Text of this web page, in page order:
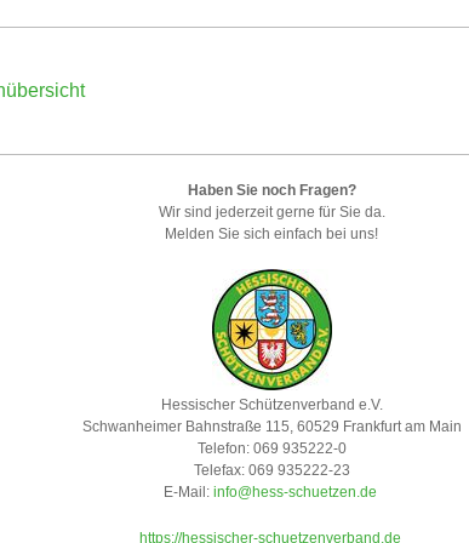
Haben Sie noch Fragen?
Wir sind jederzeit gerne für Sie da.
Melden Sie sich einfach bei uns!
Hessischer Schützenverband e.V.
Schwanheimer Bahnstraße 115, 60529 Frankfurt am Main
Telefon: 069 935222-0
Telefax: 069 935222-23
E-Mail: info@hess-schuetzen.de
https://hessischer-schuetzenverband.de